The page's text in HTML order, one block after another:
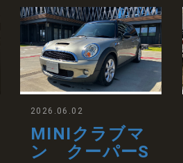
MINIクラブマ
ン クーパーS
2026.06.02